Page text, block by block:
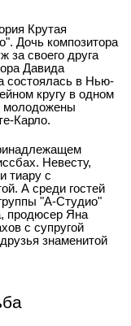
Крутая
Дочь композитора
за своего друга
Давида
состоялась в Нью-
кругу в одном
молодожены
Карло.
Невесту,
тиару с
А среди гостей
"А-Студио"
продюсер Яна
с супругой
знаменитой